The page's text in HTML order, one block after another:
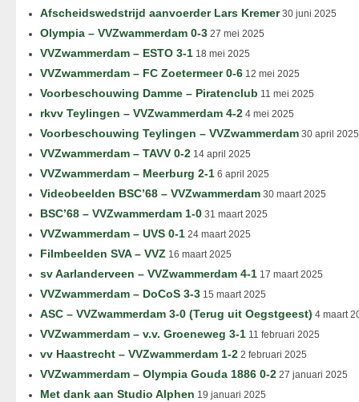
Afscheidswedstrijd aanvoerder Lars Kremer30 juni 2025
Olympia – VVZwammerdam 0-3 27 mei 2025
VVZwammerdam – ESTO 3-1 18 mei 2025
VVZwammerdam – FC Zoetermeer 0-6 12 mei 2025
Voorbeschouwing Damme – Piratenclub 11 mei 2025
rkvv Teylingen – VVZwammerdam 4-2 4 mei 2025
Voorbeschouwing Teylingen – VVZwammerdam 30 april 2025
VVZwammerdam – TAVV 0-2 14 april 2025
VVZwammerdam – Meerburg 2-1 6 april 2025
Videobeelden BSC’68 – VVZwammerdam 30 maart 2025
BSC’68 – VVZwammerdam 1-0 31 maart 2025
VVZwammerdam – UVS 0-1 24 maart 2025
Filmbeelden SVA – VVZ 16 maart 2025
sv Aarlanderveen – VVZwammerdam 4-1 17 maart 2025
VVZwammerdam – DoCoS 3-3 15 maart 2025
ASC – VVZwammerdam 3-0 (Terug uit Oegstgeest) 4 maart
VVZwammerdam – v.v. Groeneweg 3-1 11 februari 2025
vv Haastrecht – VVZwammerdam 1-2 2 februari 2025
VVZwammerdam – Olympia Gouda 1886 0-2 27 januari 2025
Met dank aan Studio Alphen 19 januari 2025